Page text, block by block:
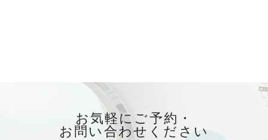
お気軽にご予約・
お問い合わせください